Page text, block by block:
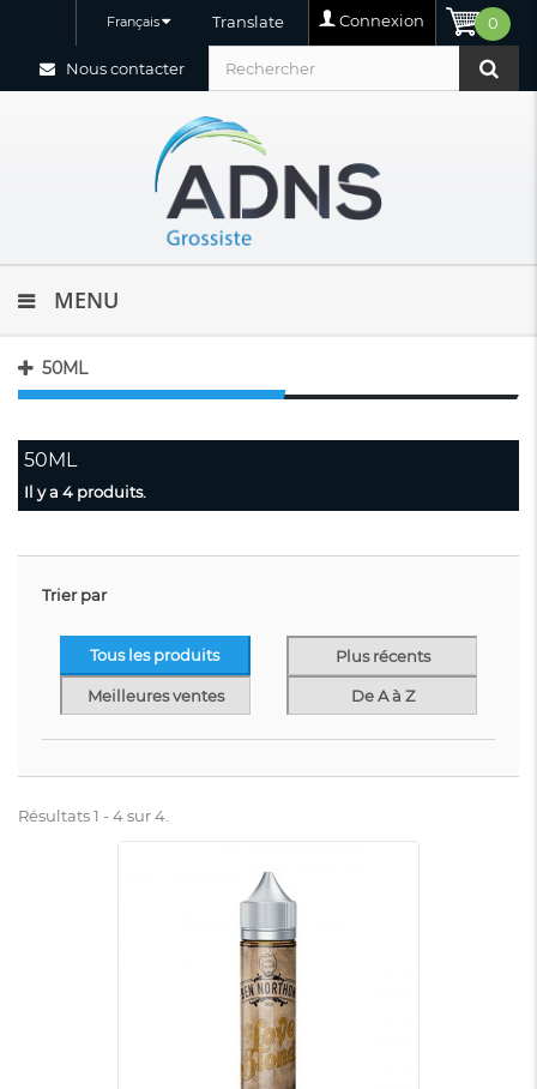
0
Connexion
Translate
Français
Nous contacter
MENU
50ML
50ML
Il y a 4 produits.
Trier par
Tous les produits Plus récents
Meilleures ventes De A à Z
Résultats 1 - 4 sur 4.